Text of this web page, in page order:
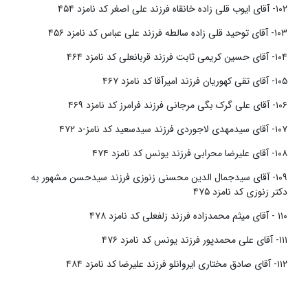
۱۰۲- آقای ایوب قلی زاده خانقاه فرزند علی اصغر کد نامزد ۴۵۴
۱۰۳- آقای توحید قلی زاده سالطه فرزند علی عباس کد نامزد ۴۵۶
۱۰۴- آقای حسین کریمی ثابت فرزند قربانعلی کد نامزد ۴۶۴
۱۰۵- آقای تقی کهوریان فرزند امیرآقا کد نامزد ۴۶۷
۱۰۶- آقای علی گرک بگی مرجانی فرزند فرامرز کد نامزد ۴۶۹
۱۰۷- آقای سیدمهدی لاجوردی فرزند سیدسعید کد نامز-د ۴۷۲
۱۰۸- آقای علیرضا محرابی فرزند یونس کد نامزد ۴۷۴
۱۰۹- آقای سیدجمال الدین محسنی زنوزی فرزند سیدحسن مشهور به
دکتر زنوزی کد نامزد ۴۷۵
۱۱۰ - آقای میثم محمدزاده فرزند زلفعلی کد نامزد ۴۷۸
۱۱۱- آقای علی محمدپور فرزند یونس کد نامزد ۴۷۶
۱۱۲- آقای صادق مختاری ایروانلو فرزند علیرضا کد نامزد ۴۸۴